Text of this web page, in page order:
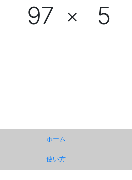
97 × 5
ホーム
使い方